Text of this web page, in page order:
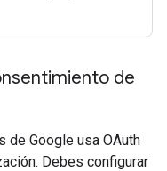
de
de Google usa OAuth
Debes configurar